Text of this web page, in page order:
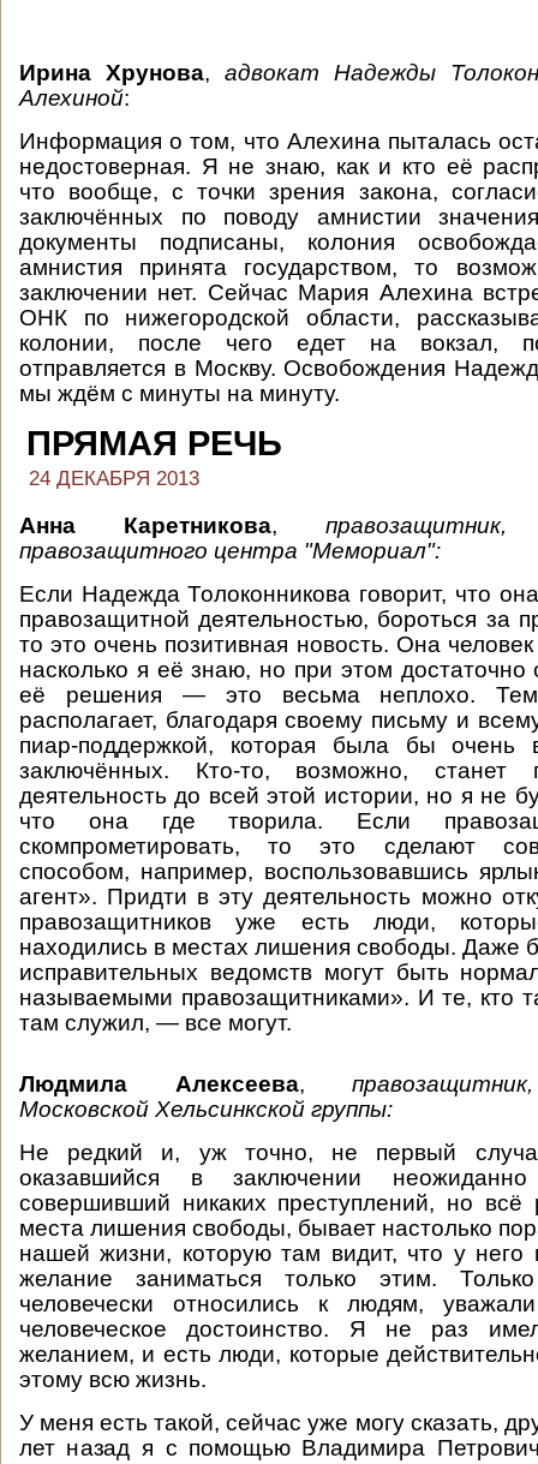
Ирина Хрунова, адвокат Надежды
Алехиной:
Информация о том, что Алехина пыталась
недостоверная. Я не знаю, как и кто её
что вообще, с точки зрения закона,
заключённых по поводу амнистии
документы подписаны, колония
амнистия принята государством, то
заключении нет. Сейчас Мария Алехина
ОНК по нижегородской области,
колонии, после чего едет на вокзал,
отправляется в Москву. Освобождения
мы ждём с минуты на минуту.
ПРЯМАЯ РЕЧЬ
24 ДЕКАБРЯ 2013
Анна Каретникова,
правозащитного центра "Мемориал":
Если Надежда Толоконникова говорит, что
правозащитной деятельностью, бороться за
то это очень позитивная новость. Она
насколько я её знаю, но при этом достаточно
её решения — это весьма неплохо.
располагает, благодаря своему письму и
пиар-поддержкой, которая была бы
заключённых. Кто-то, возможно,
деятельность до всей этой истории, но я не
что она где творила. Если
скомпрометировать, то это сделают
способом, например, воспользовавшись
агент». Придти в эту деятельность можно
правозащитников уже есть люди,
находились в местах лишения свободы. Даже
исправительных ведомств могут быть
называемыми правозащитниками». И те, кто
там служил, — все могут.
Людмила Алексеева,
Московской Хельсинкской группы:
Не редкий и, уж точно, не первый
оказавшийся в заключении
совершивший никаких преступлений, но
места лишения свободы, бывает настолько
нашей жизни, которую там видит, что у него
желание заниматься только этим.
человечески относились к людям,
человеческое достоинство. Я не раз
желанием, и есть люди, которые
этому всю жизнь.
У меня есть такой, сейчас уже могу сказать,
лет назад я с помощью Владимира